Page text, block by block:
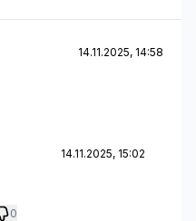
14.11.2025, 14:58
14.11.2025, 15:02
0